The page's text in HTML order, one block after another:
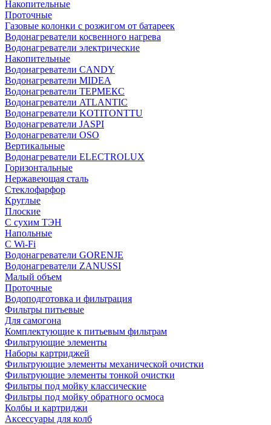
Накопительные
Проточные
Газовые колонки с розжигом от батареек
Водонагреватели косвенного нагрева
Водонагреватели электрические
Накопительные
Водонагреватели CANDY
Водонагреватели MIDEA
Водонагреватели ТЕРМЕКС
Водонагреватели ATLANTIC
Водонагреватели KOTITONTTU
Водонагреватели JASPI
Водонагреватели OSO
Вертикальные
Водонагреватели ELECTROLUX
Горизонтальные
Нержавеющая сталь
Стеклофарфор
Круглые
Плоские
С сухим ТЭН
Напольные
С Wi-Fi
Водонагреватели GORENJE
Водонагреватели ZANUSSI
Малый объем
Проточные
Водоподготовка и фильтрация
Фильтры питьевые
Для самогона
Комплектующие к питьевым фильтрам
Фильтрующие элементы
Наборы картриджей
Фильтрующие элементы механической очистки
Фильтрующие элементы тонкой очистки
Фильтры под мойку классические
Фильтры под мойку обратного осмоса
Колбы и картриджи
Аксессуары для колб